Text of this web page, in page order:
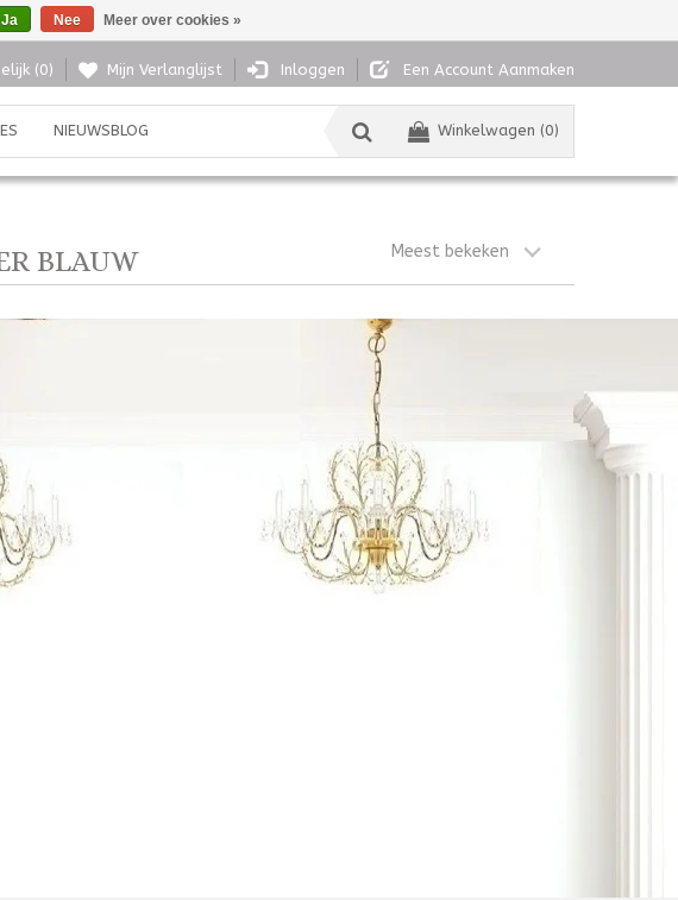
(0) Mijn Verlanglijst Inloggen Een Account Aanmaken
Winkelwagen (0)
NIEUWSBLOG
BLAUW Meest bekeken
Ja Nee Meer over cookies »